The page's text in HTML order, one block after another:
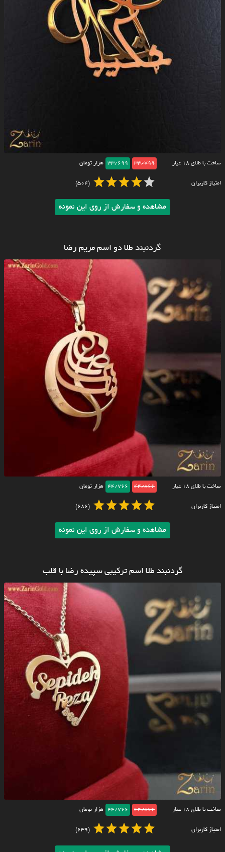
ساخت با طلای ۱۸ عیار 33/799
33/699 هزار تومان
امتیاز کاربران (504)
مشاهده و سفارش از روی این نمونه
گردنبند طلا دو اسم مریم رضا
ساخت با طلای ۱۸ عیار 44/866
44/766 هزار تومان
امتیاز کاربران (686)
مشاهده و سفارش از روی این نمونه
گردنبند طلا اسم ترکیبی سپیده رضا با قلب
ساخت با طلای ۱۸ عیار 44/866
44/766 هزار تومان
امتیاز کاربران (639)